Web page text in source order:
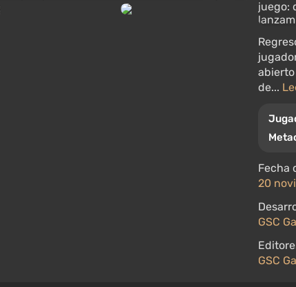
de...
Fecha
20
GSC
GSC